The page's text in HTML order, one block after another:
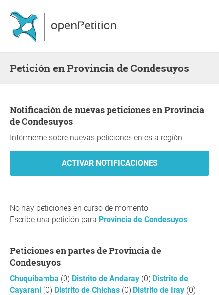
Petición en Provincia de Condesuyos
Notificación de nuevas peticiones en Provincia
de Condesuyos
Infórmeme sobre nuevas peticiones en esta región.
No hay peticiones en curso de momento
Escribe una petición para Provincia de Condesuyos
Peticiones en partes de Provincia de
Condesuyos
Chuquibamba (0) Distrito de Andaray (0) Distrito de
Cayarani (0) Distrito de Chichas (0) Distrito de Iray (0)